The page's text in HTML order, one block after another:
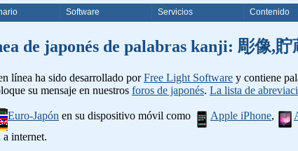
Software Servicios Contenido
de japonés de palabras kanji: 彫像,
línea ha sido desarrollado porFree Light Software y contiene
su mensaje en nuestros foros de japonés. La lista de
Euro-Japón en su dispositivo móvil como Apple iPhone,
internet.